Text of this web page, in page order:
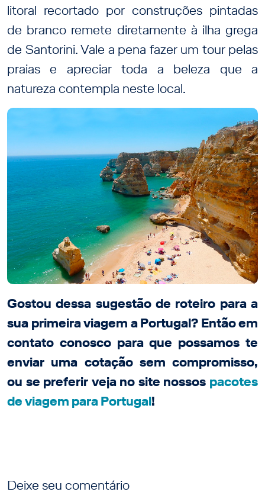
litoral recortado por construções pintadas
de branco remete diretamente à ilha grega
de Santorini. Vale a pena fazer um tour pelas
praias e apreciar toda a beleza que a
natureza contempla neste local.
Gostou dessa sugestão de roteiro para a
sua primeira viagem a Portugal? Então em
contato conosco para que possamos te
enviar uma cotação sem compromisso,
ou se preferir veja no site nossos pacotes
de viagem para Portugal!
Deixe seu comentário